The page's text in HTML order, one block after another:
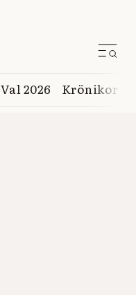
Val 2026 Krönikor